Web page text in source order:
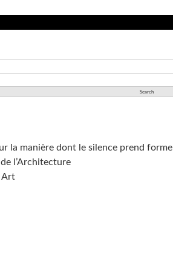
la manière dont le silence prend forme
l’Architecture
Art